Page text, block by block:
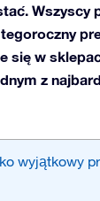
Wszyscy
się w
z
wyjątkowy